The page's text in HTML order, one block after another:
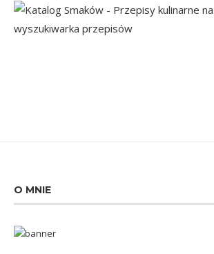
O MNIE